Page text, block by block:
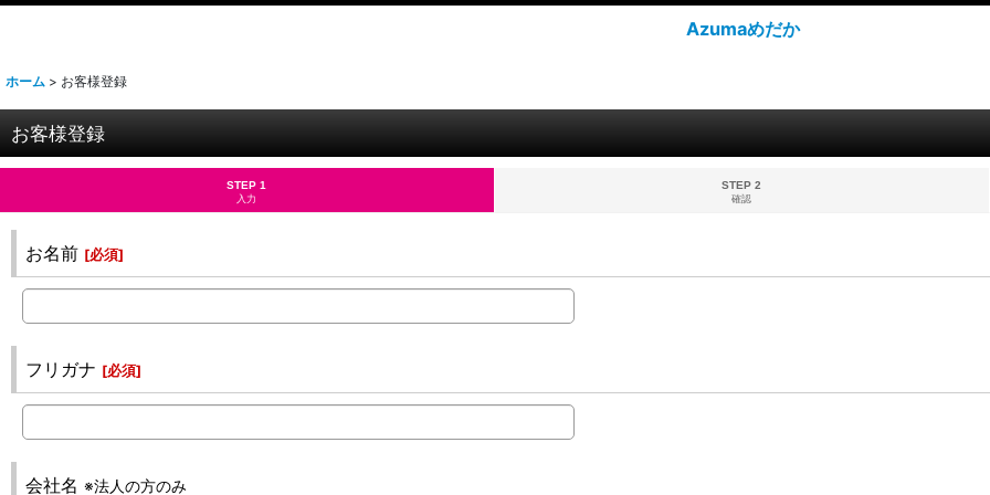
Azumaめだか
ホーム > お客様登録
お客様登録
STEP 1
入力
STEP 2
確認
お名前 [必須]
フリガナ [必須]
会社名 ※法人の方のみ